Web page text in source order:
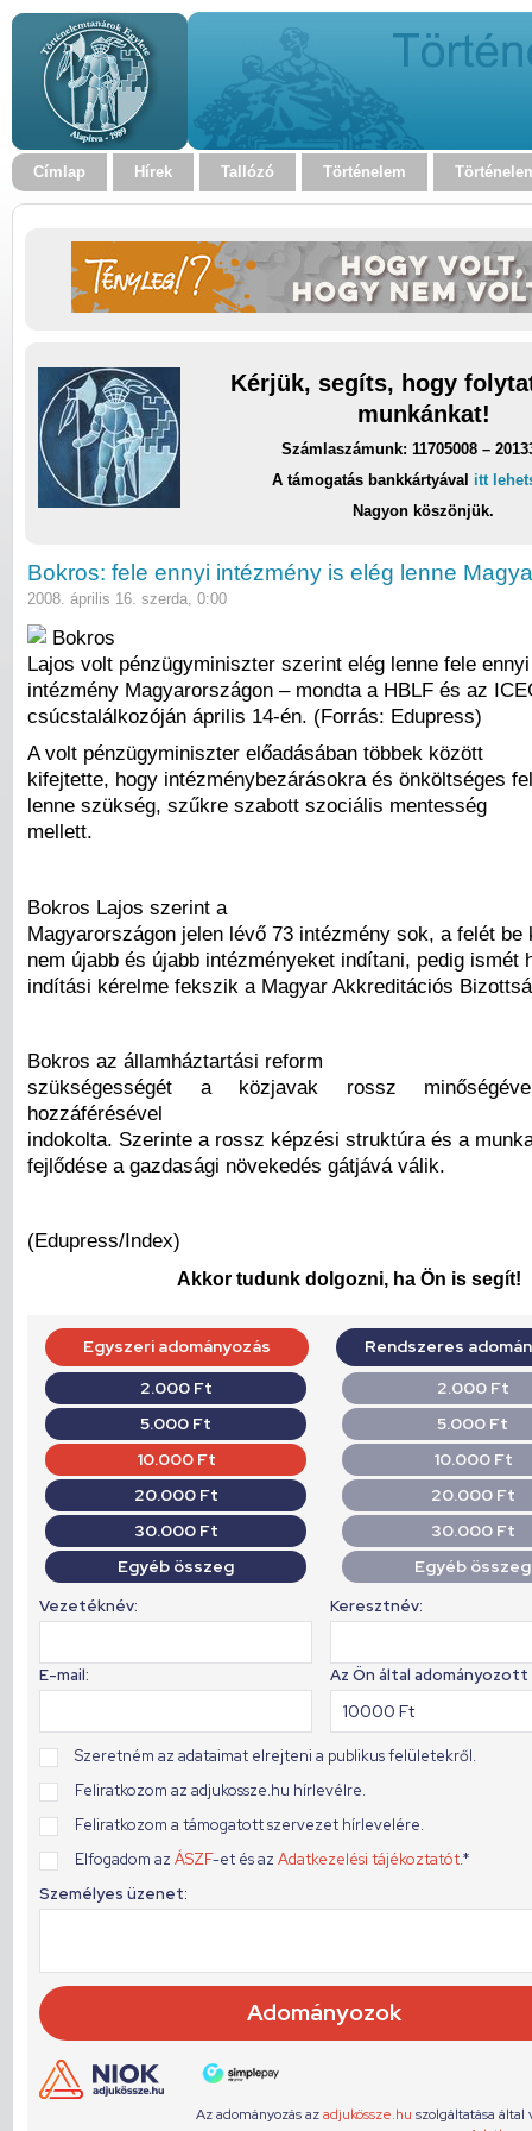
Címlap Hírek Tallózó Történelem
Kérjük, segíts, hogy
munkánkat!
Számlaszámunk: 11705008 –
A támogatás bankkártyával itt
Nagyon köszönjük.
Bokros: fele ennyi intézmény is elég lenne
2008. április 16. szerda, 0:00
Bokros
Lajos volt pénzügyminiszter szerint elég lenne fele
intézmény Magyarországon – mondta a HBLF és az
csúcstalálkozóján április 14-én. (Forrás: Edupress)
A volt pénzügyminiszter előadásában többek között
kifejtette, hogy intézménybezárásokra és önköltséges
lenne szükség, szűkre szabott szociális mentesség
mellett.
Bokros Lajos szerint a
Magyarországon jelen lévő 73 intézmény sok, a felét be
nem újabb és újabb intézményeket indítani, pedig ismét
indítási kérelme fekszik a Magyar Akkreditációs
Bokros az államháztartási reform
szükségességét a közjavak rossz
hozzáférésével
indokolta. Szerinte a rossz képzési struktúra és a
fejlődése a gazdasági növekedés gátjává válik.
(Edupress/Index)
Akkor tudunk dolgozni, ha Ön is segít!